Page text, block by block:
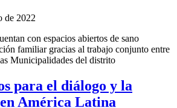
de 2022
con espacios abiertos de sano
familiar gracias al trabajo conjunto entre
Municipalidades del distrito
para el diálogo y la
América Latina